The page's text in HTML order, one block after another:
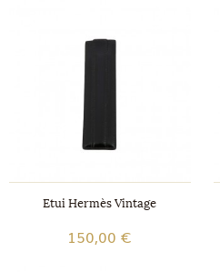
Etui Hermès Vintage
150,00 €